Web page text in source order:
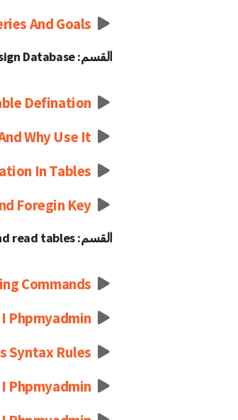
And Goals
القسم: Design Database
Defination
Why Use It
In Tables
Foregin Key
القسم: Numbers, Create and read tables
Commands
Phpmyadmin
Syntax Rules
Phpmyadmin